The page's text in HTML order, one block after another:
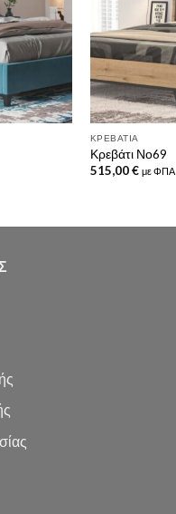
ΚΡΕΒΆΤΙΑ
Κρεβάτι Νο69
515,00€ με ΦΠΑ